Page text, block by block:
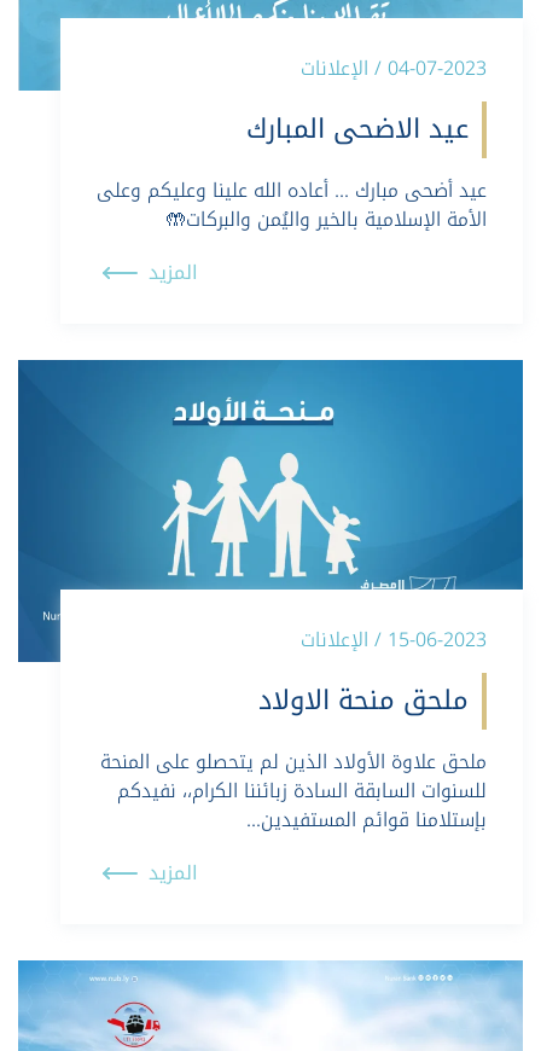
04-07-2023 / الإعلانات
عيد الاضحى المبارك
عيد أضحى مبارك … أعاده الله علينا وعليكم وعلى
الأمة الإسلامية بالخير واليُمن والبركات🤲
المزيد
15-06-2023 / الإعلانات
ملحق منحة الاولاد
ملحق علاوة الأولاد الذين لم يتحصلو على المنحة
للسنوات السابقة السادة زبائننا الكرام،، نفيدكم
بإستلامنا قوائم المستفيدين…
المزيد